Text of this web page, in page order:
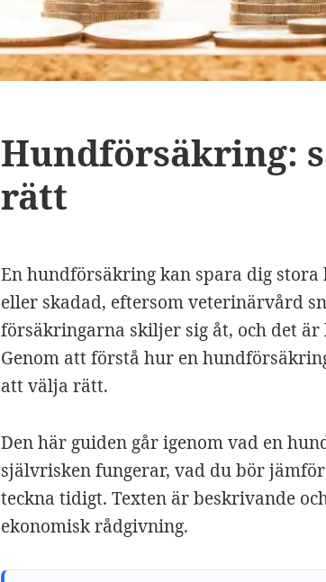
Hundförsäkring:
rätt
En hundförsäkring kan spara dig
eller skadad, eftersom veterinärvård
försäkringarna skiljer sig åt, och det
Genom att förstå hur en
att välja rätt.
Den här guiden går igenom vad en
självrisken fungerar, vad du bör
teckna tidigt. Texten är beskrivande
ekonomisk rådgivning.